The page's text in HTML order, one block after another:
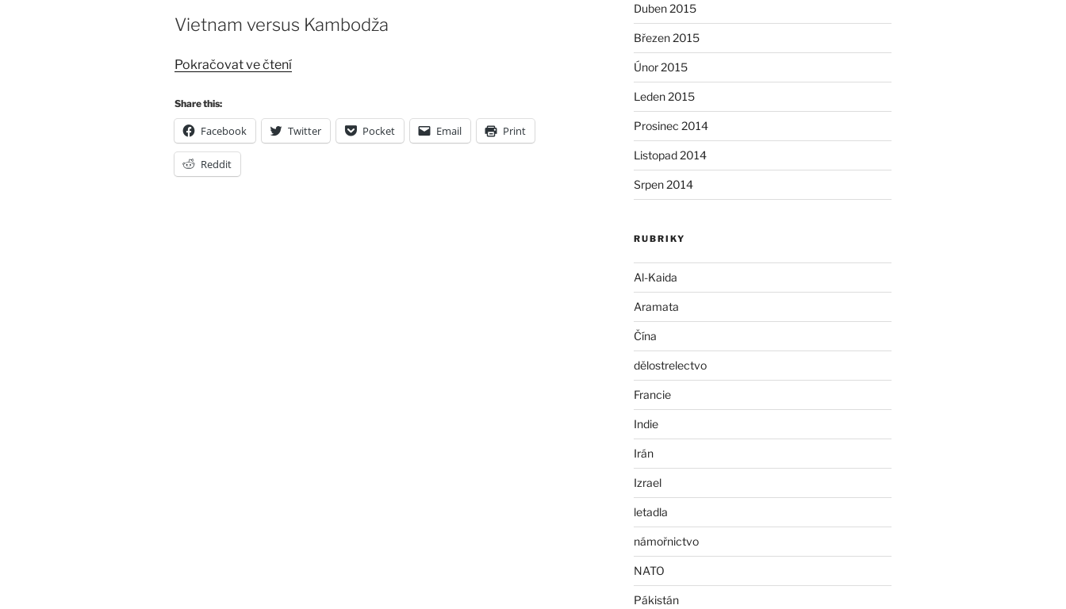
Vietnam versus Kambodža
Pokračovat ve čtení„Čínsko
1979
–
Share this:
Facebook Twitter Pocket Email Print
Reddit
Duben 2015
Březen 2015
Únor 2015
Leden 2015
Prosinec 2014
Listopad 2014
Srpen 2014
RUBRIKY
Al-Kaida
Aramata
Čína
dělostrelectvo
Francie
Indie
Irán
Izrael
letadla
námořnictvo
NATO
Pákistán